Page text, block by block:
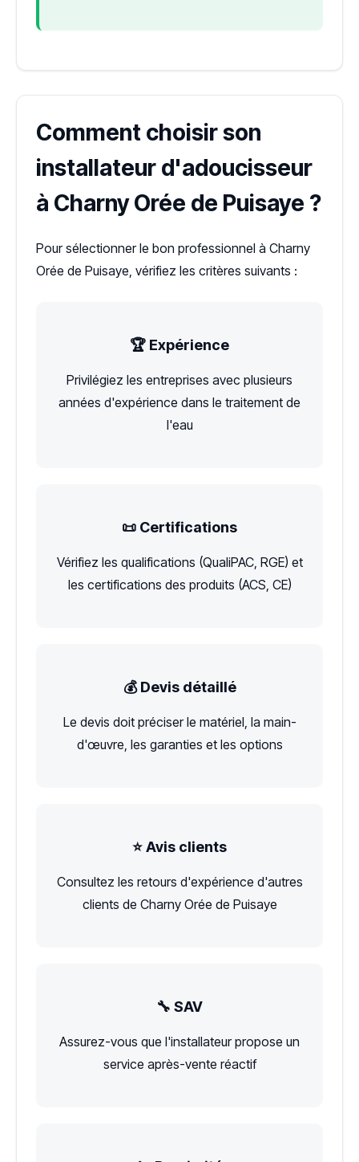
Comment choisir son
installateur d'adoucisseur
à Charny Orée de Puisaye ?
Pour sélectionner le bon professionnel à Charny
Orée de Puisaye, vérifiez les critères suivants :
🏆 Expérience
Privilégiez les entreprises avec plusieurs
années d'expérience dans le traitement de
l'eau
📜 Certifications
Vérifiez les qualifications (QualiPAC, RGE) et
les certifications des produits (ACS, CE)
💰 Devis détaillé
Le devis doit préciser le matériel, la main-
d'œuvre, les garanties et les options
⭐ Avis clients
Consultez les retours d'expérience d'autres
clients de Charny Orée de Puisaye
🔧 SAV
Assurez-vous que l'installateur propose un
service après-vente réactif